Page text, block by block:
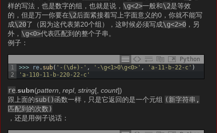
样的写法，也是数字的组，也就是说， \g<2>一般和\2是等效
的，但是万一你要在\2后面紧接着写上字面意义的0，你就不能写
成\20了（因为这代表第20个组），这时候必须写成\g<2>0 ，另
外， \g<0>代表匹配到的整个子串。
例子：
Python
1
2
>>> re. sub( '-(\d+)-' , '-\g<1>0\g<0>' , 'a-11-b-22-c' )
'a-110-11-b-220-22-c'
re .subn(pattern ,repl,string[,count])
跟上面的sub()函数一样，只是它返回的是一个元组 (新字符串,
匹配到的次数)
，还是用例子说话：